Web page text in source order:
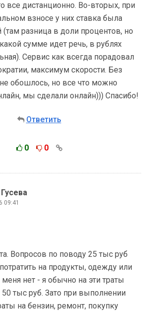
все дистанционно. Во-вторых, при
взносе у них ставка была
разница в доли процентов, но
сумме идет речь, в рублях
Сервис как всегда порадовал
максимум скорости. Без
обошлось, но все что можно
мы сделали онлайн))) Спасибо!
Ответить
0 0
09:41
Вопросов по поводу 25 тыс руб
на продукты, одежду или
нет - я обычно на эти траты
тыс руб. Зато при выполнении
на бензин, ремонт, покупку